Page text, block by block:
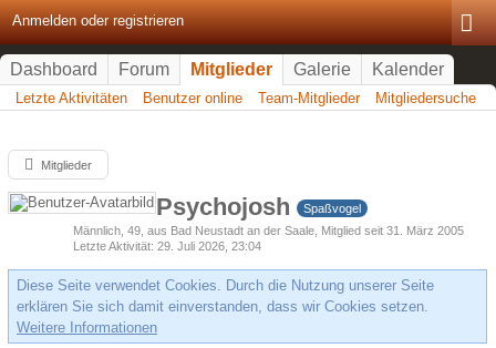
Anmelden oder registrieren
Dashboard Forum Mitglieder Galerie Kalender
Letzte Aktivitäten Benutzer online Team-Mitglieder Mitgliedersuche
Mitglieder
Psychojosh
Spaßvogel
Männlich 49 aus Bad Neustadt an der Saale Mitglied seit 31. März 2005
Letzte Aktivität 29. Juli 2026, 23:04
Diese Seite verwendet Cookies. Durch die Nutzung unserer Seite
erklären Sie sich damit einverstanden, dass wir Cookies setzen.
Weitere Informationen